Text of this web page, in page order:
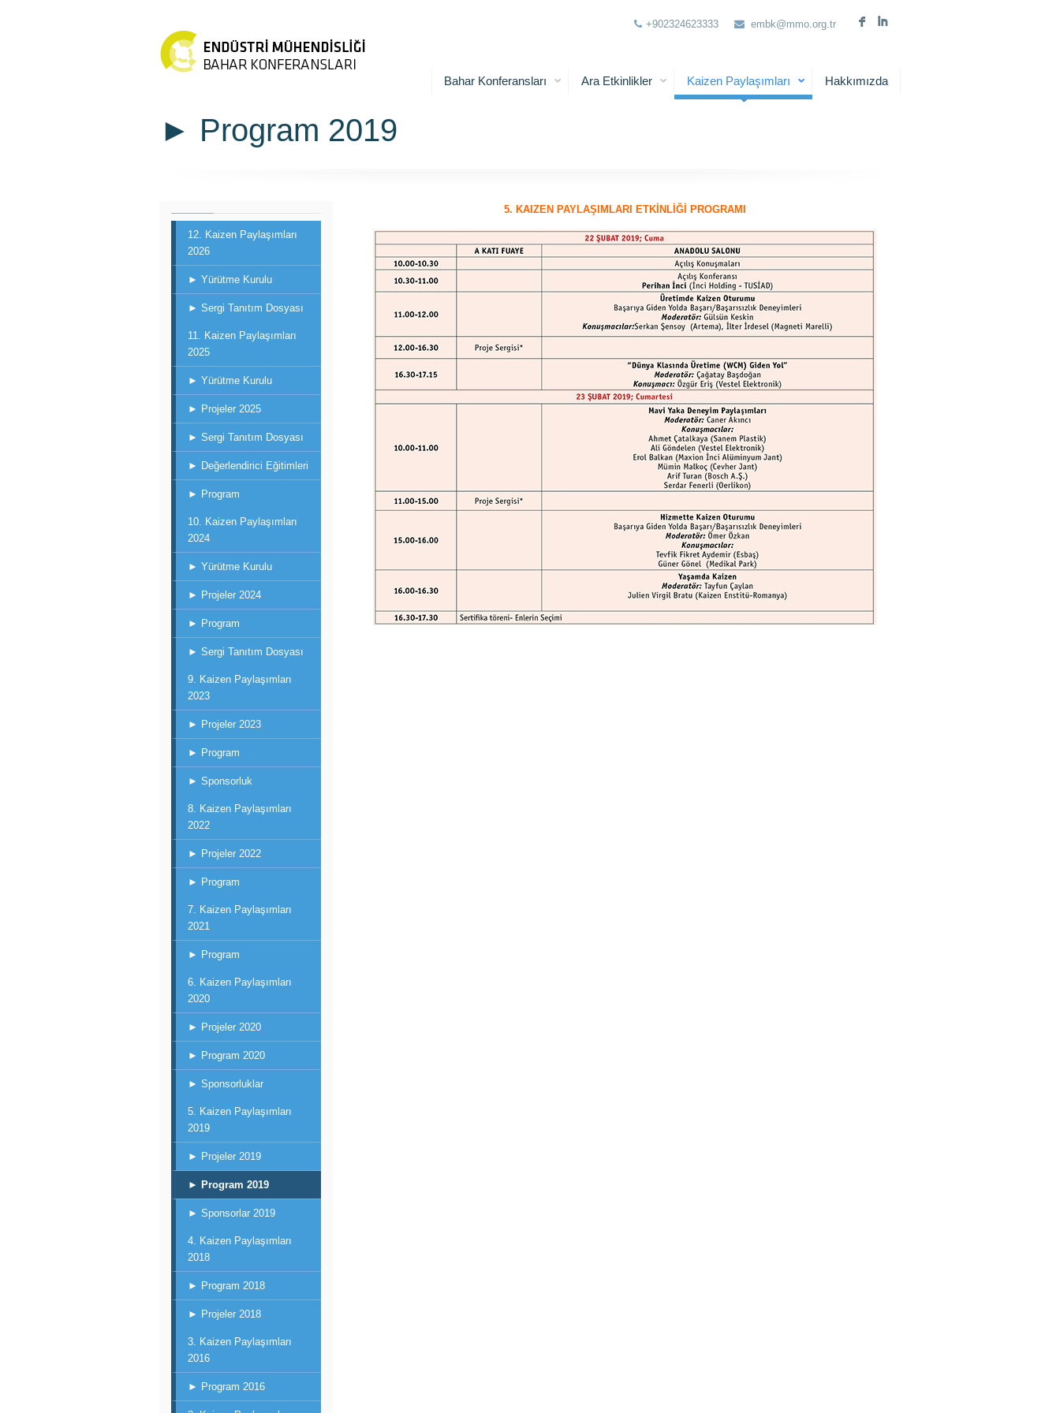
+902324623333 embk@mmo.org.tr F I
Bahar Konferansları Ara Etkinlikler Kaizen Paylaşımları Hakkımızda
► Program 2019
5. KAIZEN PAYLAŞIMLARI ETKİNLİĞİ PROGRAMI
12. Kaizen Paylaşımları
2026
► Yürütme Kurulu
► Sergi Tanıtım Dosyası
11. Kaizen Paylaşımları
2025
► Yürütme Kurulu
► Projeler 2025
► Sergi Tanıtım Dosyası
► Değerlendirici Eğitimleri
► Program
10. Kaizen Paylaşımları
2024
► Yürütme Kurulu
► Projeler 2024
► Program
► Sergi Tanıtım Dosyası
9. Kaizen Paylaşımları
2023
► Projeler 2023
► Program
► Sponsorluk
8. Kaizen Paylaşımları
2022
► Projeler 2022
► Program
7. Kaizen Paylaşımları
2021
► Program
6. Kaizen Paylaşımları
2020
► Projeler 2020
► Program 2020
► Sponsorluklar
5. Kaizen Paylaşımları
2019
► Projeler 2019
► Program 2019
► Sponsorlar 2019
4. Kaizen Paylaşımları
2018
► Program 2018
► Projeler 2018
3. Kaizen Paylaşımları
2016
► Program 2016